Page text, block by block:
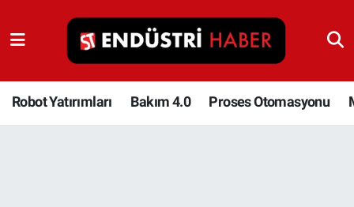
Robot Yatırımları Bakım 4.0 Proses Otomasyonu
Robot Yatırımları
Bakım 4.0